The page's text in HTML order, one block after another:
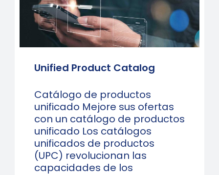
Unified Product Catalog
Catálogo de productos
unificado Mejore sus ofertas
con un catálogo de productos
unificado Los catálogos
unificados de productos
(UPC) revolucionan las
capacidades de los